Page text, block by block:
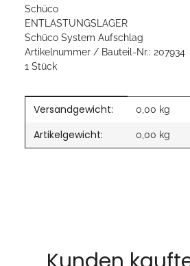
Schüco
ENTLASTUNGSLAGER
Schüco System Aufschlag
Artikelnummer / Bauteil-Nr.: 207934
1 Stück
Produkteigenschaft
Wert
Versandgewicht: 0,00 kg
Artikelgewicht: 0,00 kg